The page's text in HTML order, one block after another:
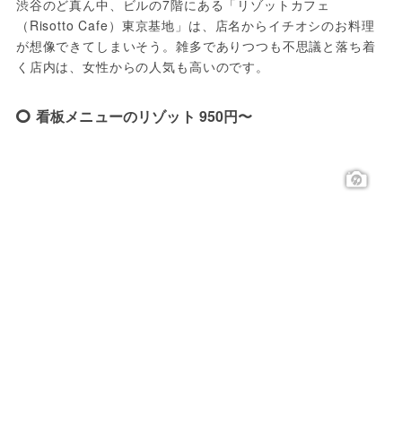
渋谷のど真ん中、ビルの7階にある「リゾットカフェ
（Risotto Cafe）東京基地」は、店名からイチオシのお料理
が想像できてしまいそう。雑多でありつつも不思議と落ち着
く店内は、女性からの人気も高いのです。
看板メニューのリゾット 950円〜